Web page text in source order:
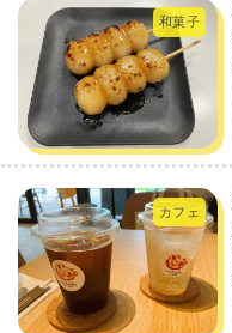
和菓子
カフェ